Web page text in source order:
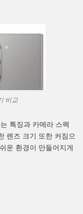
비교
특징과 카메라 스펙
렌즈 크기 또한 커짐으
운 환경이 만들어지게